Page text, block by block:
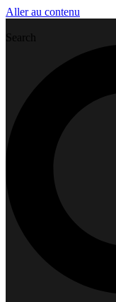
Aller au contenu
Search